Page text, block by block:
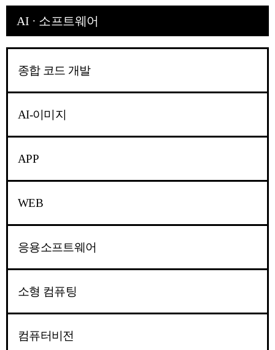
AI · 소프트웨어
종합 코드 개발
AI-이미지
APP
WEB
응용소프트웨어
소형 컴퓨팅
컴퓨터비전